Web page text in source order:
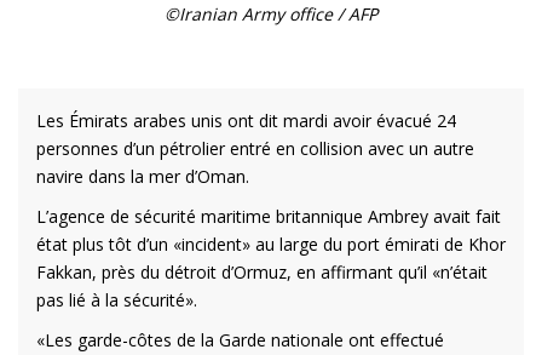
©Iranian Army office / AFP
Les Émirats arabes unis ont dit mardi avoir évacué 24
personnes d’un pétrolier entré en collision avec un autre
navire dans la mer d’Oman.
L’agence de sécurité maritime britannique Ambrey avait fait
état plus tôt d’un «incident» au large du port émirati de Khor
Fakkan, près du détroit d’Ormuz, en affirmant qu’il «n’était
pas lié à la sécurité».
«Les garde-côtes de la Garde nationale ont effectué